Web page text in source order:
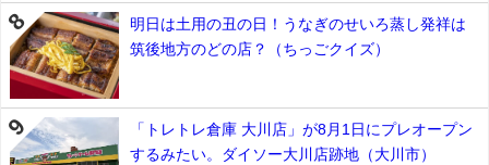
明日は土用の丑の日！うなぎのせいろ蒸し発祥は
筑後地方のどの店？（ちっごクイズ）
「トレトレ倉庫 大川店」が8月1日にプレオープン
するみたい。ダイソー大川店跡地（大川市）